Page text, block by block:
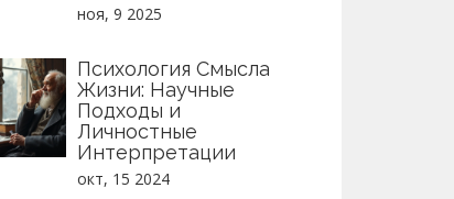
ноя, 9 2025
Психология Смысла
Жизни: Научные
Подходы и
Личностные
Интерпретации
окт, 15 2024